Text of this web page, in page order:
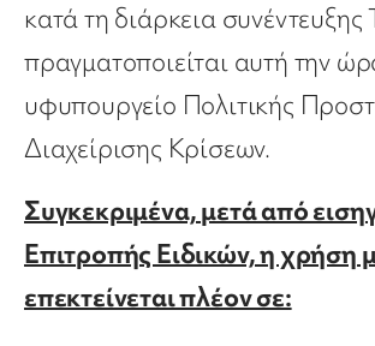
κατά τη διάρκεια
πραγματοποιείται αυτή την
υφυπουργείο Πολιτικής
Διαχείρισης Κρίσεων.
Συγκεκριμένα, μετά από
Επιτροπής Ειδικών, η χρήση
επεκτείνεται πλέον σε: